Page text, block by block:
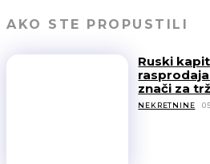
AKO STE PROPUSTILI
Ruski
znači za
NEKRETNINE